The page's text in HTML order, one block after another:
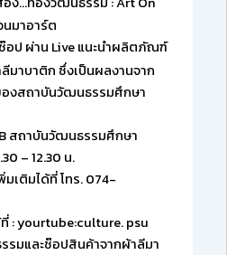
มาอาร์ต
อป ผ่าน Live แนะนำผลิตภัณฑ์
มาบาติก ซึ่งเป็นผลงานจาก
งสถาบันวัฒนธรรมศึกษา
สถาบันวัฒนธรรมศึกษา
– 12.30 น.
เติมได้ที่ โทร. 074-
: yourtube:culture. psu
รมและช๊อปสินค้าจากผ้าลีมา